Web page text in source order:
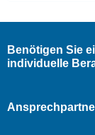
Benötigen Sie
individuelle